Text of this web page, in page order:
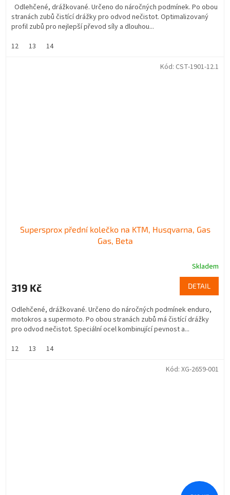
Odlehčené, drážkované. Určeno do náročných podmínek. Po obou
stranách zubů čistící drážky pro odvod nečistot. Optimalizovaný
profil zubů pro nejlepší převod síly a dlouhou...
12
13 14
Supersprox přední kolečko na KTM, Husqvarna, Gas
Gas, Beta
Skladem
319 Kč DETAIL
Odlehčené, drážkované. Určeno do náročných podmínek enduro,
motokros a supermoto. Po obou stranách zubů má čistící drážky
pro odvod nečistot. Speciální ocel kombinující pevnost a...
12
13 14
Kód: CST-1901-12.1
Kód: XG-2659-001